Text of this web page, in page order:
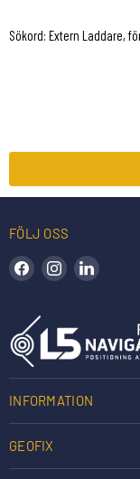
Sökord: Extern Laddare,
FÖLJ OSS
Hitta oss på Facebook
Hitta oss på
INFORMATION
GEOFIX